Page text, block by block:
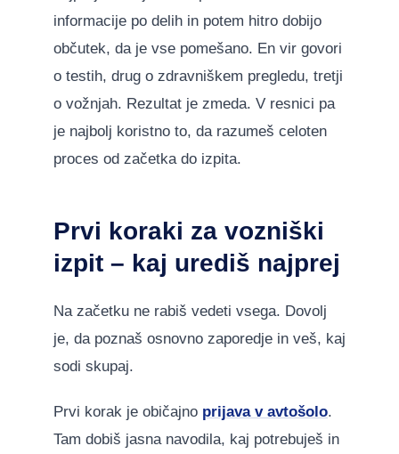
informacije po delih in potem hitro dobijo
občutek, da je vse pomešano. En vir govori
o testih, drug o zdravniškem pregledu, tretji
o vožnjah. Rezultat je zmeda. V resnici pa
je najbolj koristno to, da razumeš celoten
proces od začetka do izpita.
Prvi koraki za vozniški
izpit – kaj urediš najprej
Na začetku ne rabiš vedeti vsega. Dovolj
je, da poznaš osnovno zaporedje in veš, kaj
sodi skupaj.
Prvi korak je običajno prijava v avtošolo.
Tam dobiš jasna navodila, kaj potrebuješ in